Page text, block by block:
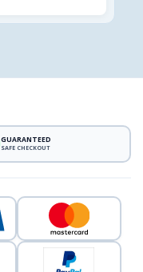
GUARANTEED
SAFE CHECKOUT